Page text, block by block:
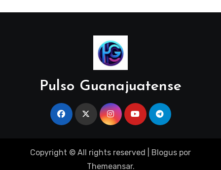
Pulso Guanajuatense
Copyright © All rights reserved Blogus por
Themeansar.